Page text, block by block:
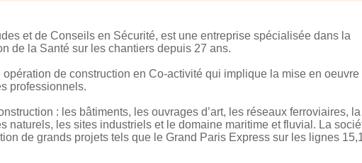
et de Conseils en Sécurité, est une entreprise spécialisée dans la
de la Santé sur les chantiers depuis 27 ans.
de construction en Co-activité qui implique la mise en oeuvre
professionnels.
: les bâtiments, les ouvrages d’art, les réseaux ferroviaires,
naturels, les sites industriels et le domaine maritime et fluvial. La
de grands projets tels que le Grand Paris Express sur les lignes